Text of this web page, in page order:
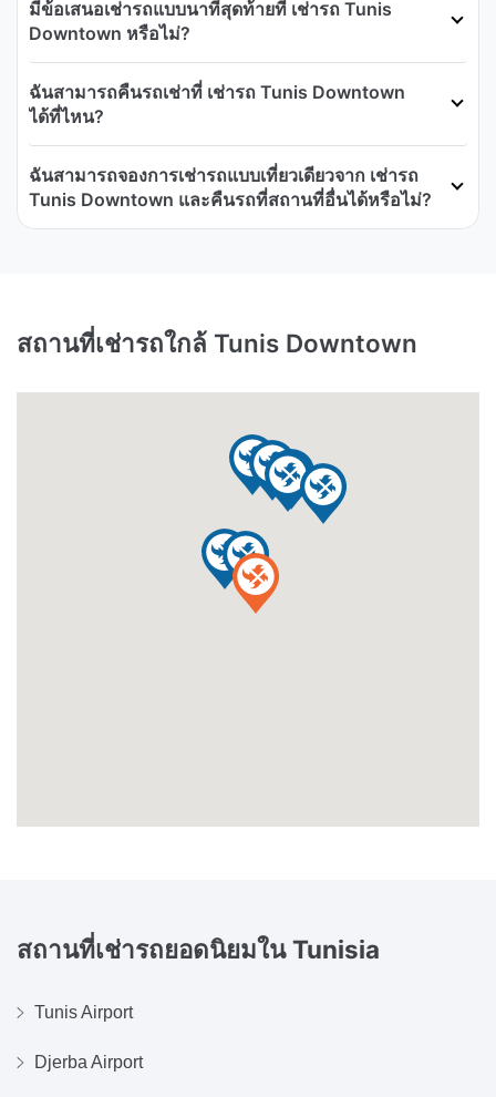
มีข้อเสนอเช่ารถแบบนาทีสุดท้ายที่ เช่ารถ Tunis
Downtown หรือไม่?
ฉันสามารถคืนรถเช่าที่ เช่ารถ Tunis Downtown
ได้ที่ไหน?
ฉันสามารถจองการเช่ารถแบบเที่ยวเดียวจาก เช่ารถ
Tunis Downtown และคืนรถที่สถานที่อื่นได้หรือไม่?
สถานที่เช่ารถใกล้ Tunis Downtown
สถานที่เช่ารถยอดนิยมในTunisia
Tunis Airport
Djerba Airport